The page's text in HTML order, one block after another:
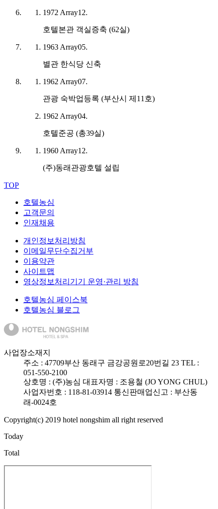
1972 Array12.
호텔본관 객실증축 (62실)
1963 Array05.
별관 한식당 신축
1962 Array07.
관광 숙박업등록 (부산시 제11호)
1962 Array04.
호텔준공 (총39실)
1960 Array12.
(주)동래관광호텔 설립
TOP
호텔농심
고객문의
인재채용
개인정보처리방침
이메일무단수집거부
이용약관
사이트맵
영상정보처리기기 운영·관리 방침
호텔농심 페이스북
호텔농심 블로그
사업장소재지
주소 : 47709부산 동래구 금강공원로20번길 23 TEL :
051-550-2100
상호명 : (주)농심 대표자명 : 조용철 (JO YONG CHUL)
사업자번호 : 118-81-03914 통신판매업신고 : 부산동
래-0024호
Copyright(c) 2019 hotel nongshim all right reserved
Today
Total